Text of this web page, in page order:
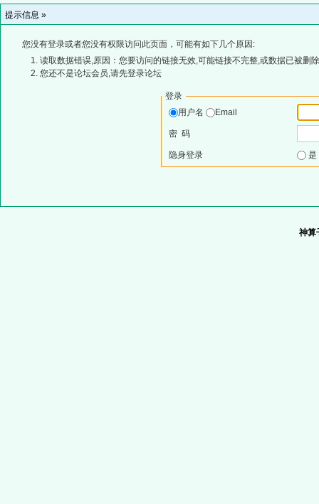
提示信息 »
您没有登录或者您没有权限访问此页面，可能有如下几个原因:
读取数据错误,原因：您要访问的链接无效,可能链接不完整,或数据已被删
您还不是论坛会员,请先登录论坛
登录
用户名
Email
密 码
隐身登录
神算